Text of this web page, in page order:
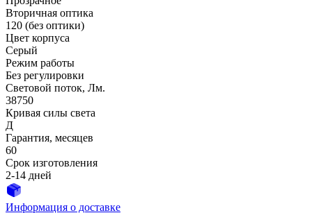
Вторичная оптика
120 (без оптики)
Цвет корпуса
Серый
Режим работы
Без регулировки
Световой поток, Лм.
38750
Кривая силы света
Д
Гарантия, месяцев
60
Срок изготовления
2-14 дней
Информация о доставке